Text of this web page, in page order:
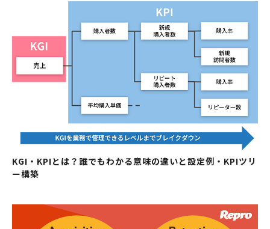
KGI・KPIとは？誰でもわかる意味の違いと設定例・KPIツリ
ー構築